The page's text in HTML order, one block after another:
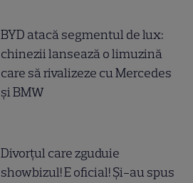
BYD atacă segmentul de lux:
chinezii lansează o limuzină
care să rivalizeze cu Mercedes
și BMW
Divorțul care zguduie
showbizul! E oficial! Și-au spus